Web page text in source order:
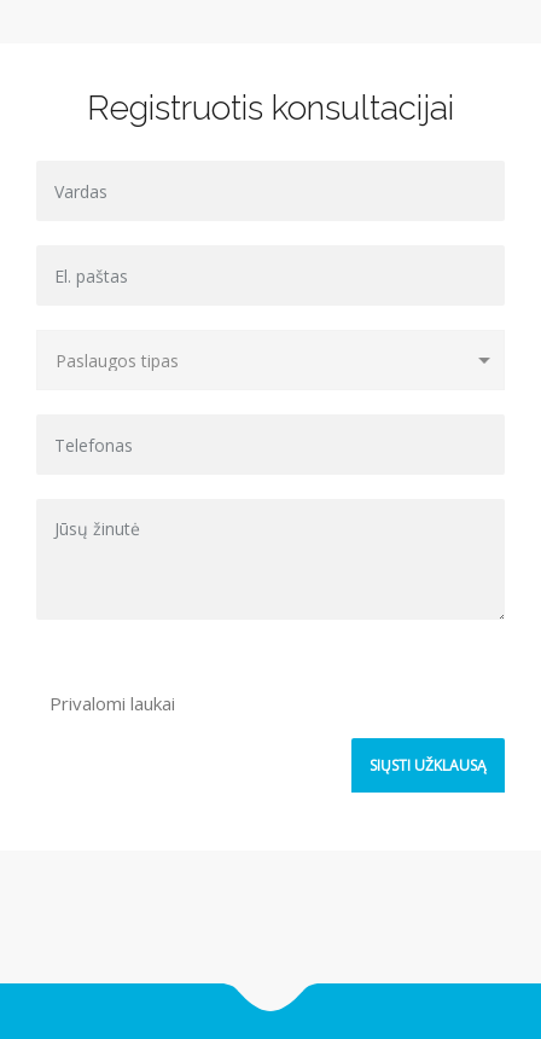
Registruotis konsultacijai
Privalomi laukai